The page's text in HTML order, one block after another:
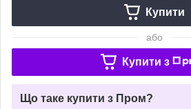
Купити
або
Купити з
Що таке купити з Пром?